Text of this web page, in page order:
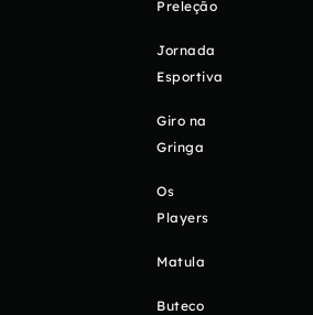
Preleção
Jornada
Esportiva
Giro na
Gringa
Os
Players
Matula
Buteco